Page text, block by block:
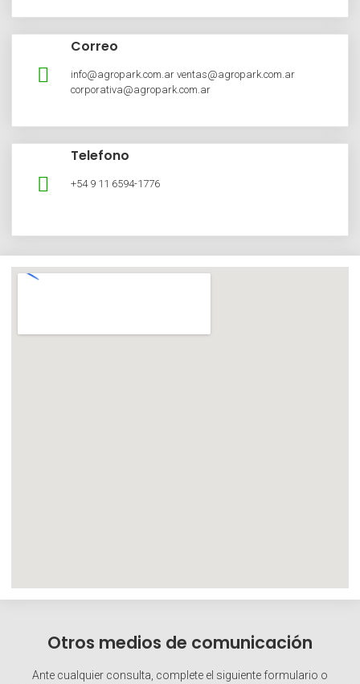
Correo
info@agropark.com.ar ventas@agropark.com.ar
corporativa@agropark.com.ar
Telefono
+54 9 11 6594-1776
Otros medios de comunicación
Ante cualquier consulta, complete el siguiente formulario o